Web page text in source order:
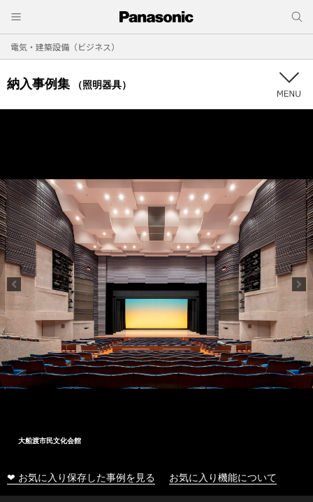
電気・建築設備（ビジネス）
納入事例集 （照明器具）
大船渡市民文化会館
❤ お気に入り保存した事例を見る お気に入り機能について